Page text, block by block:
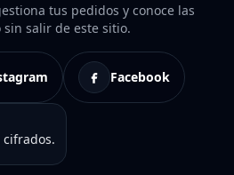
tus pedidos y conoce las
salir de este sitio.
Facebook
cifrados.